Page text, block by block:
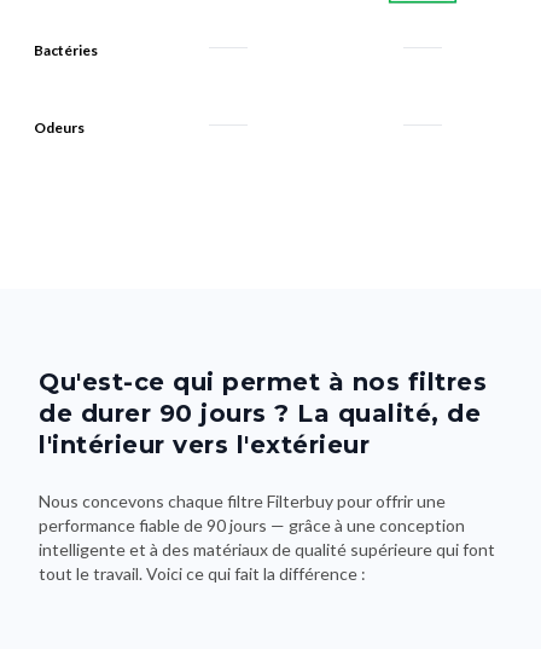
Bactéries
Odeurs
Qu'est-ce qui permet à nos filtres
de durer 90 jours ? La qualité, de
l'intérieur vers l'extérieur
Nous concevons chaque filtre Filterbuy pour offrir une
performance fiable de 90 jours — grâce à une conception
intelligente et à des matériaux de qualité supérieure qui font
tout le travail. Voici ce qui fait la différence :